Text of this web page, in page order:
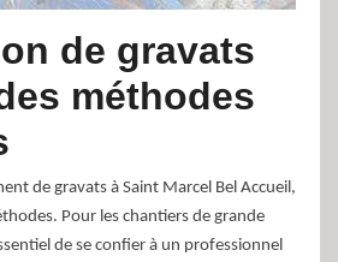
de gravats
méthodes
de gravats à Saint Marcel Bel Accueil,
Pour les chantiers de grande
de se confier à un professionnel